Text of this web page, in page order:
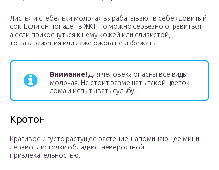
Листья и стебельки молочая вырабатывают в себе ядовитый
сок. Если он попадет в ЖКТ, то можно серьезно отравиться,
а если прикоснуться к нему кожей или слизистой,
то раздражения или даже ожога не избежать.
Внимание! Для человека опасны все виды
молочая. Не стоит размещать такой цветок
дома и испытывать судьбу.
Кротон
Красивое и густо растущее растение, напоминающее мини-
дерево. Листочки обладают невероятной
привлекательностью.